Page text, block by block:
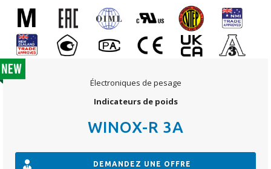
Électroniques de pesage
Indicateurs de poids
WINOX-R 3A
DEMANDEZ UNE OFFRE